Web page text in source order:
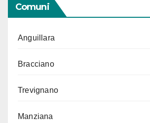
Comuni
Anguillara
Bracciano
Trevignano
Manziana